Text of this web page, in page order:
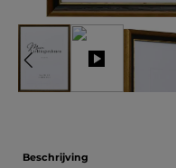
Beschrijving